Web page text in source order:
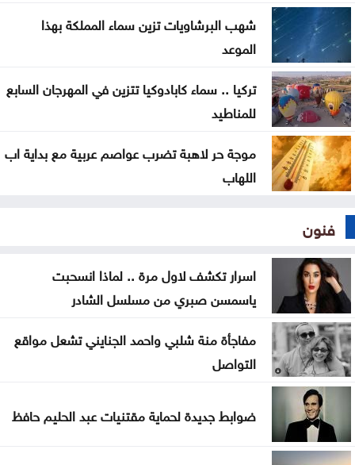
لجنة "4+4" الليبية تتوصل لاتفاق بشأن تعيين رئيس
مفوضية الانتخابات
شهب البرشاويات تزين سماء المملكة بهذا
الموعد
تركيا .. سماء كابادوكيا تتزين في المهرجان السابع
للمناطيد
موجة حر لاهبة تضرب عواصم عربية مع بداية اب
اللهاب
فنون
اسرار تكشف لاول مرة .. لماذا انسحبت
ياسمسن صبري من مسلسل الشادر
مفاجأة منة شلبي واحمد الجنايني تشعل مواقع
التواصل
ضوابط جديدة لحماية مقتنيات عبد الحليم حافظ